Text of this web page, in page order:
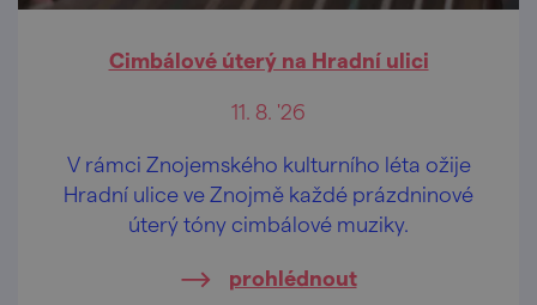
Cimbálové úterý na Hradní ulici
11. 8. '26
V rámci Znojemského kulturního léta ožije
Hradní ulice ve Znojmě každé prázdninové
úterý tóny cimbálové muziky.
prohlédnout